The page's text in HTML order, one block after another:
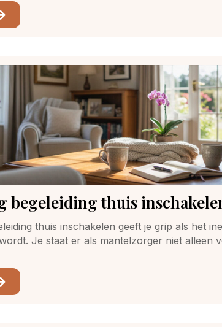
begeleiding thuis
thuis inschakelen geeft je grip als het
Je staat er als mantelzorger niet alleen